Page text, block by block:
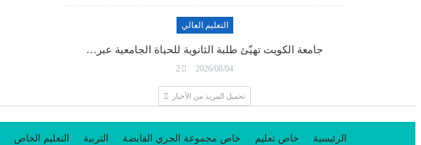
التعليم العالي
جامعة الكويت تهيّئ طلبة الثانوية للحياة الجامعية عبر…
2026/08/04
2
تحميل المزيد من الأخبار
الرئيسية خاص تعليم خاص مجموعة الجري القابضة التربية التعليم الخاص